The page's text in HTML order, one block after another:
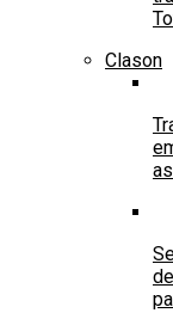
Clason